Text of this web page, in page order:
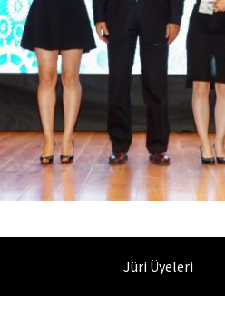
Jüri Üyeleri